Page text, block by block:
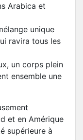
Arabica et
unique
ravira tous les
un corps plein
ensemble une
et en Amérique
supérieure à